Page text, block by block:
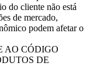
do cliente não está
de mercado,
podem afetar o
AO CÓDIGO
DE